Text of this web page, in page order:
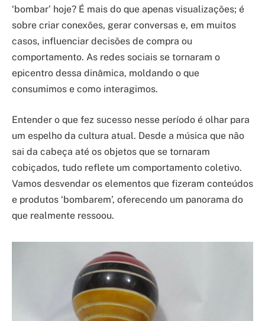
‘bombar’ hoje? É mais do que apenas visualizações; é
sobre criar conexões, gerar conversas e, em muitos
casos, influenciar decisões de compra ou
comportamento. As redes sociais se tornaram o
epicentro dessa dinâmica, moldando o que
consumimos e como interagimos.
Entender o que fez sucesso nesse período é olhar para
um espelho da cultura atual. Desde a música que não
sai da cabeça até os objetos que se tornaram
cobiçados, tudo reflete um comportamento coletivo.
Vamos desvendar os elementos que fizeram conteúdos
e produtos ‘bombarem’, oferecendo um panorama do
que realmente ressoou.